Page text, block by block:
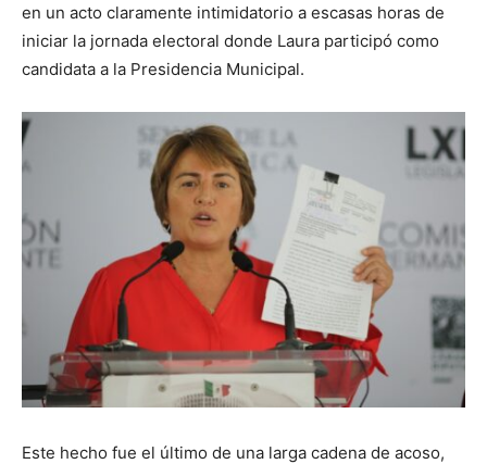
en un acto claramente intimidatorio a escasas horas de
iniciar la jornada electoral donde Laura participó como
candidata a la Presidencia Municipal.
Este hecho fue el último de una larga cadena de acoso,